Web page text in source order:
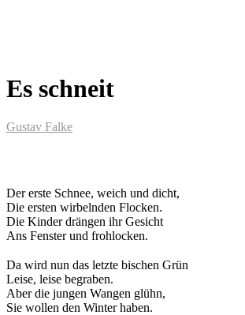
Es schneit
Gustav Falke
Der erste Schnee, weich und dicht,
Die ersten wirbelnden Flocken.
Die Kinder drängen ihr Gesicht
Ans Fenster und frohlocken.
Da wird nun das letzte bischen Grün
Leise, leise begraben.
Aber die jungen Wangen glühn,
Sie wollen den Winter haben.